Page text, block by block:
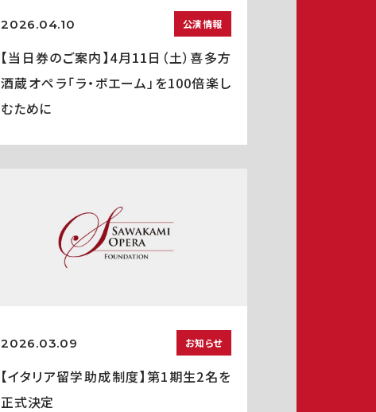
2026.04.10 公演情報
【当日券のご案内】4月11日（土）喜多方
酒蔵オペラ「ラ・ボエーム」を100倍楽し
むために
2026.03.09 お知らせ
【イタリア留学助成制度】第1期生2名を
正式決定